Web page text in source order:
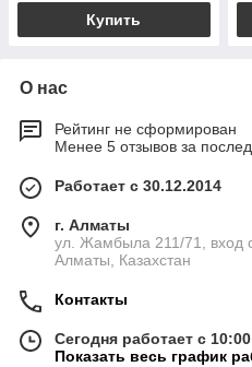
Купить
О нас
Рейтинг не сформирован
Менее 5 отзывов за
Работает с 30.12.2014
г. Алматы
ул. Жамбыла 211/71, вход
Алматы, Казахстан
Контакты
Сегодня работает с
Показать весь график